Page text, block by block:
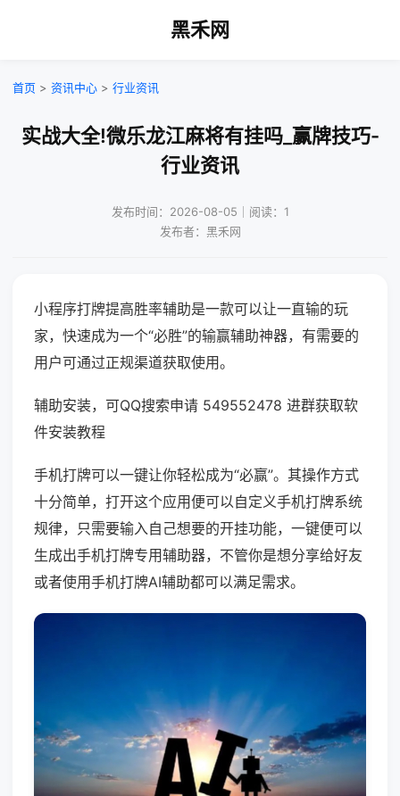
黑禾网
首页 > 资讯中心 > 行业资讯
实战大全!微乐龙江麻将有挂吗_赢牌技巧-
行业资讯
发布时间：2026-08-05｜阅读：1
发布者：黑禾网
小程序打牌提高胜率辅助是一款可以让一直输的玩
家，快速成为一个“必胜”的输赢辅助神器，有需要的
用户可通过正规渠道获取使用。
辅助安装，可QQ搜索申请 549552478 进群获取软
件安装教程
手机打牌可以一键让你轻松成为“必赢”。其操作方式
十分简单，打开这个应用便可以自定义手机打牌系统
规律，只需要输入自己想要的开挂功能，一键便可以
生成出手机打牌专用辅助器，不管你是想分享给好友
或者使用手机打牌AI辅助都可以满足需求。